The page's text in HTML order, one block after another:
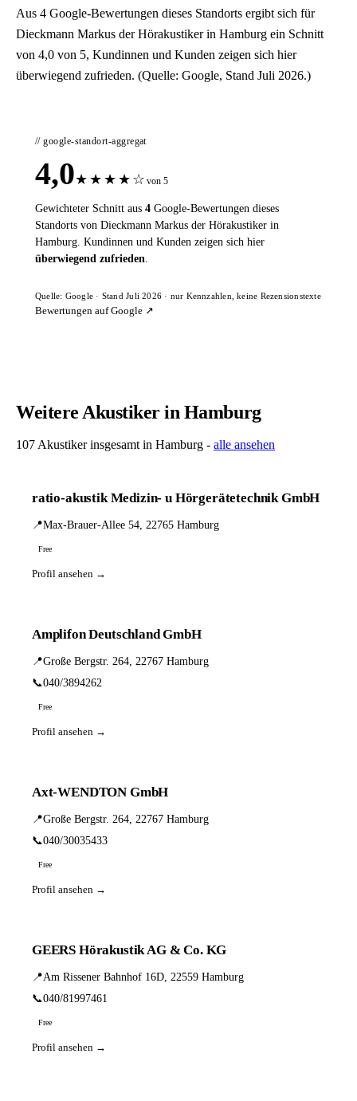
Aus 4 Google-Bewertungen dieses Standorts ergibt sich für
Dieckmann Markus der Hörakustiker in Hamburg ein Schnitt
von 4,0 von 5, Kundinnen und Kunden zeigen sich hier
überwiegend zufrieden. (Quelle: Google, Stand Juli 2026.)
// google-standort-aggregat
4,0★ ★ ★ ★ ☆ von 5
Gewichteter Schnitt aus 4 Google-Bewertungen dieses
Standorts von Dieckmann Markus der Hörakustiker in
Hamburg. Kundinnen und Kunden zeigen sich hier
überwiegend zufrieden.
Quelle: Google · Stand Juli 2026 · nur Kennzahlen, keine Rezensionstexte
Bewertungen auf Google ↗
Weitere Akustiker in Hamburg
107 Akustiker insgesamt in Hamburg - alle ansehen
ratio-akustik Medizin- u Hörgerätetechnik GmbH
📍Max-Brauer-Allee 54, 22765 Hamburg
Free
Profil ansehen →
Amplifon Deutschland GmbH
📍Große Bergstr. 264, 22767 Hamburg
📞040/3894262
Free
Profil ansehen →
Axt-WENDTON GmbH
📍Große Bergstr. 264, 22767 Hamburg
📞040/30035433
Free
Profil ansehen →
GEERS Hörakustik AG & Co. KG
📍Am Rissener Bahnhof 16D, 22559 Hamburg
📞040/81997461
Free
Profil ansehen →